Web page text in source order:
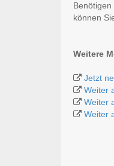
können
Weitere
Jetzt
Weiter
Weiter
Weiter